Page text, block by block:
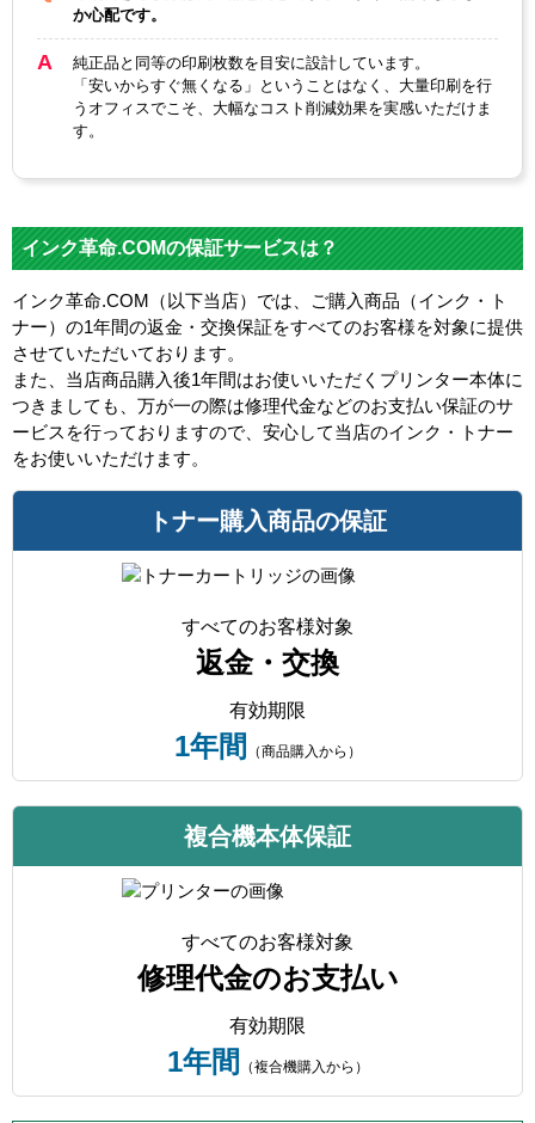
か心配です。
純正品と同等の印刷枚数を目安に設計しています。
「安いからすぐ無くなる」ということはなく、大量印刷を行
うオフィスでこそ、大幅なコスト削減効果を実感いただけま
す。
インク革命.COMの保証サービスは？
インク革命.COM（以下当店）では、ご購入商品（インク・ト
ナー）の1年間の返金・交換保証をすべてのお客様を対象に提供
させていただいております。
また、当店商品購入後1年間はお使いいただくプリンター本体に
つきましても、万が一の際は修理代金などのお支払い保証のサ
ービスを行っておりますので、安心して当店のインク・トナー
をお使いいただけます。
トナー購入商品の保証
すべてのお客様対象
返金・交換
有効期限
1年間 （商品購入から）
複合機本体保証
すべてのお客様対象
修理代金のお支払い
有効期限
1年間 （複合機購入から）